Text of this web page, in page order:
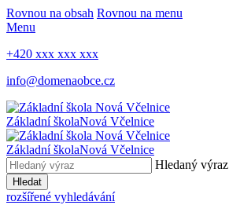
Rovnou na obsah Rovnou na menu
Menu
+420 xxx xxx xxx
info@domenaobce.cz
Základní školaNová Včelnice
Základní školaNová Včelnice
Hledaný výraz
Hledat
rozšířené vyhledávání